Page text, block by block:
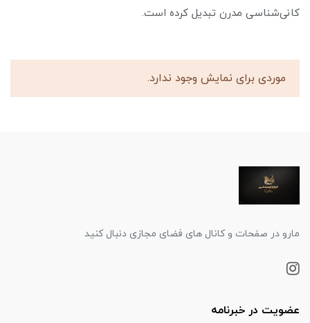
کانی‌شناسی مدرن تبدیل کرده است.
موردی برای نمایش وجود ندارد.
مارو در صفحات و کانال های فضای مجازی دنبال کنید
عضویت در خبرنامه